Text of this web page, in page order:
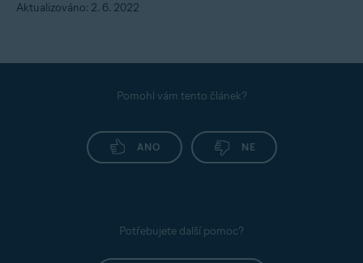
Aktualizováno: 2. 6. 2022
Pomohl vám tento článek?
ANO NE
Potřebujete další pomoc?